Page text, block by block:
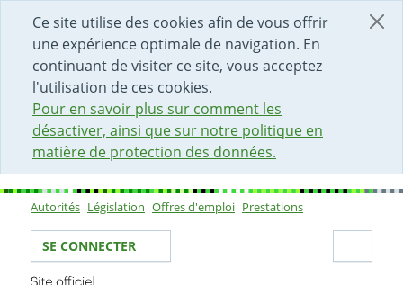
Ce site utilise des cookies afin de vous offrir
une expérience optimale de navigation. En
continuant de visiter ce site, vous acceptez
l'utilisation de ces cookies.
Pour en savoir plus sur comment les
désactiver, ainsi que sur notre politique en
matière de protection des données.
DÉBUT DU CONTENU DE LA PAGE
ACCÈS AU CHAMP DE RECHERCHE
PAGE D'ACCUEIL
FORMULAIRE DE CONTACT
Sous-navigation
Autorités Législation Offres d'emploi Prestations
Votre identité
SE CONNECTER